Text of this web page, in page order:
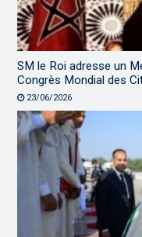
SM le Roi adresse un
Congrès Mondial des
23/06/2026